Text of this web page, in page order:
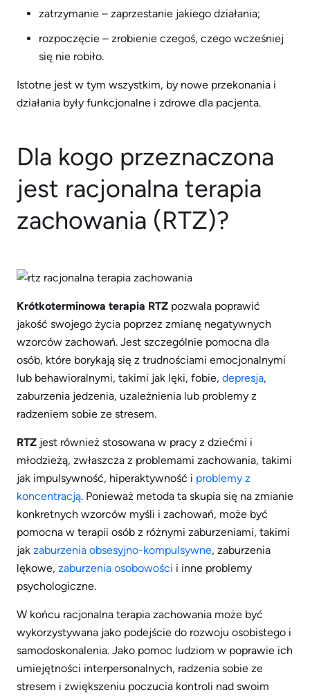
zatrzymanie – zaprzestanie jakiego działania;
rozpoczęcie – zrobienie czegoś, czego wcześniej
się nie robiło.
Istotne jest w tym wszystkim, by nowe przekonania i
działania były funkcjonalne i zdrowe dla pacjenta.
Dla kogo przeznaczona
jest racjonalna terapia
zachowania (RTZ)?
Krótkoterminowa terapia RTZ pozwala poprawić
jakość swojego życia poprzez zmianę negatywnych
wzorców zachowań. Jest szczególnie pomocna dla
osób, które borykają się z trudnościami emocjonalnymi
lub behawioralnymi, takimi jak lęki, fobie, depresja,
zaburzenia jedzenia, uzależnienia lub problemy z
radzeniem sobie ze stresem.
RTZ jest również stosowana w pracy z dziećmi i
młodzieżą, zwłaszcza z problemami zachowania, takimi
jak impulsywność, hiperaktywność i problemy z
koncentracją. Ponieważ metoda ta skupia się na zmianie
konkretnych wzorców myśli i zachowań, może być
pomocna w terapii osób z różnymi zaburzeniami, takimi
jak zaburzenia obsesyjno-kompulsywne, zaburzenia
lękowe, zaburzenia osobowości i inne problemy
psychologiczne.
W końcu racjonalna terapia zachowania może być
wykorzystywana jako podejście do rozwoju osobistego i
samodoskonalenia. Jako pomoc ludziom w poprawie ich
umiejętności interpersonalnych, radzenia sobie ze
stresem i zwiększeniu poczucia kontroli nad swoim